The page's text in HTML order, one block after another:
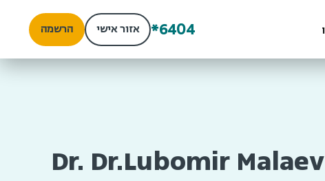
*6404 אזור אישי הרשמה
Dr. Dr.Lubomir Malaev